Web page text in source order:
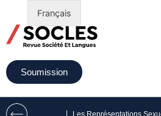
Soumission
Français